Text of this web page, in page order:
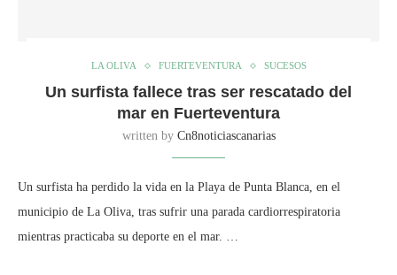
LA OLIVA FUERTEVENTURA SUCESOS
Un surfista fallece tras ser rescatado del
mar en Fuerteventura
written by Cn8noticiascanarias
Un surfista ha perdido la vida en la Playa de Punta Blanca, en el
municipio de La Oliva, tras sufrir una parada cardiorrespiratoria
mientras practicaba su deporte en el mar. …